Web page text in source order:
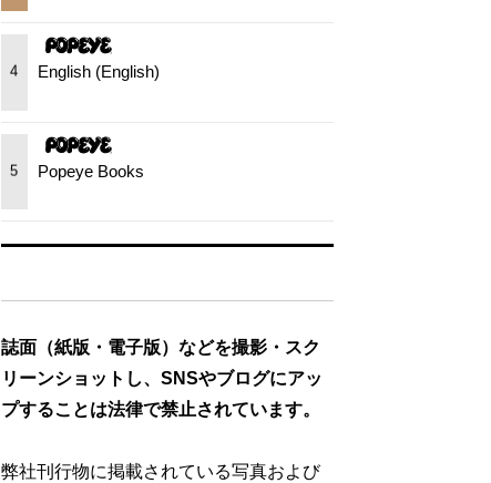
4 English (English)
5 Popeye Books
誌面（紙版・電子版）などを撮影・スク
リーンショットし、SNSやブログにアッ
プすることは法律で禁止されています。
弊社刊行物に掲載されている写真および